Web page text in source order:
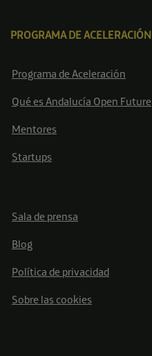
PROGRAMA DE ACELERACIÓN
Programa de Aceleración
Qué es Andalucía Open Future
Mentores
Startups
Sala de prensa
Blog
Política de privacidad
Sobre las cookies